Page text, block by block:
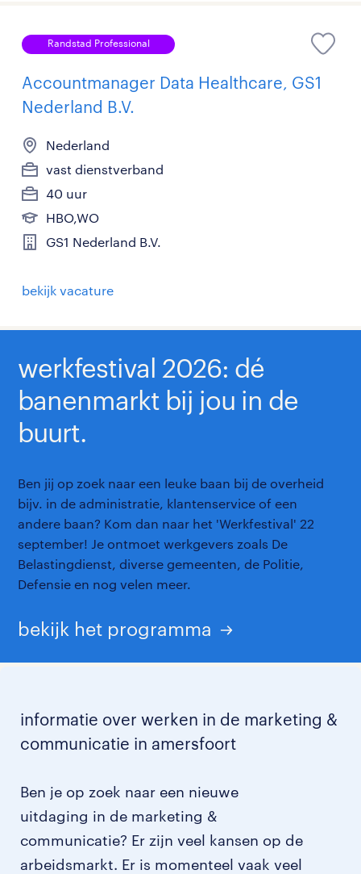
Randstad Professional
Accountmanager Data Healthcare, GS1
Nederland B.V.
Nederland
vast dienstverband
40 uur
HBO,WO
GS1 Nederland B.V.
bekijk vacature
werkfestival 2026: dé
banenmarkt bij jou in de
buurt.
Ben jij op zoek naar een leuke baan bij de overheid
bijv. in de administratie, klantenservice of een
andere baan? Kom dan naar het 'Werkfestival' 22
september! Je ontmoet werkgevers zoals De
Belastingdienst, diverse gemeenten, de Politie,
Defensie en nog velen meer.
bekijk het programma
informatie over werken in de marketing &
communicatie in amersfoort
Ben je op zoek naar een nieuwe
uitdaging in de marketing &
communicatie? Er zijn veel kansen op de
arbeidsmarkt. Er is momenteel vaak veel